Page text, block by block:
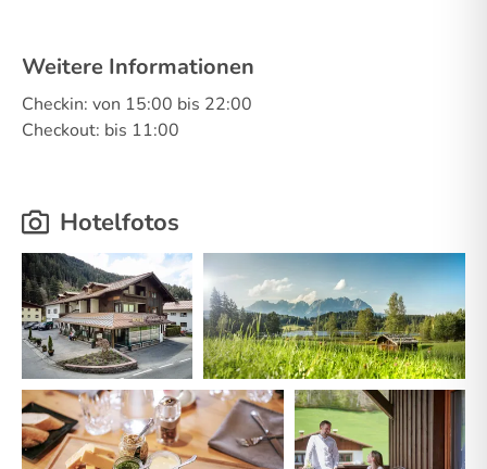
Weitere Informationen
Checkin: von 15:00 bis 22:00
Checkout: bis 11:00
Hotelfotos